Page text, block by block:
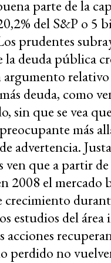
parte de la
del S&P o 5
prudentes
la deuda pública
argumento
deuda, como
sin que se vea
más
advertencia.
ven que a partir de
2008 el mercado
crecimiento
estudios del
acciones
perdido no